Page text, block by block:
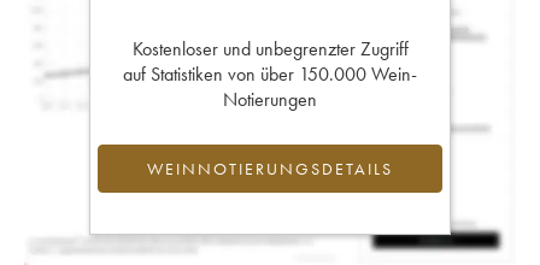
Kostenloser und unbegrenzter Zugriff
auf Statistiken von über 150.000 Wein-
Notierungen
WEINNOTIERUNGSDETAILS